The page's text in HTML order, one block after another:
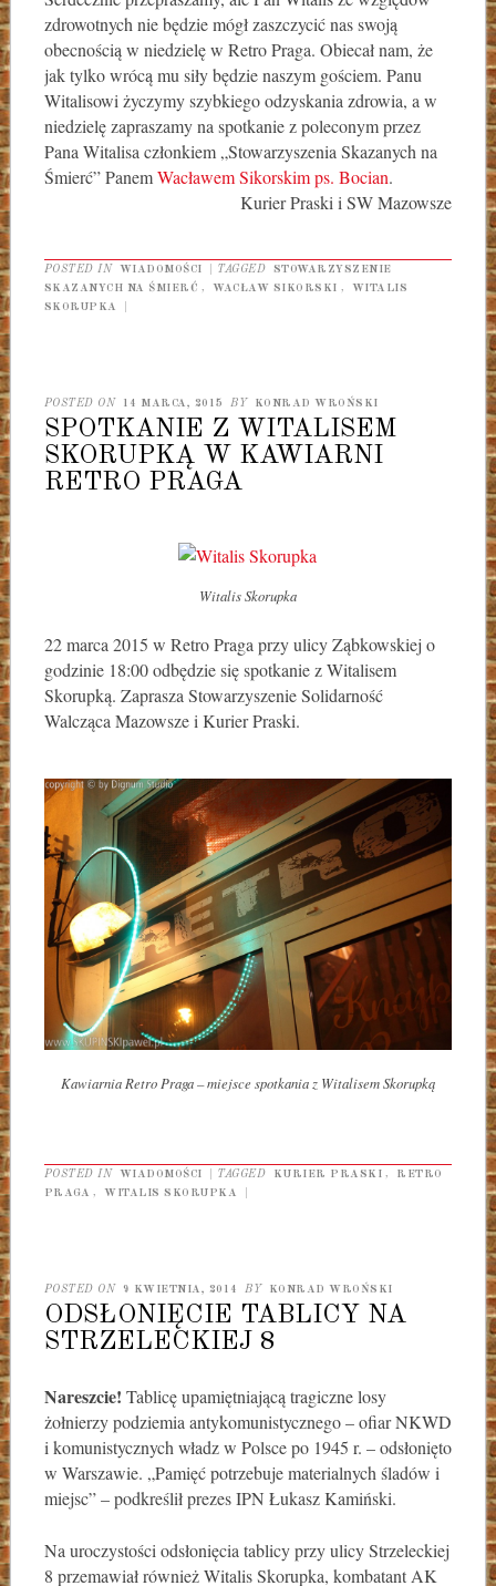
zdrowotnych nie będzie mógł zaszczycić nas swoją
obecnością w niedzielę w Retro Praga. Obiecał nam, że
jak tylko wrócą mu siły będzie naszym gościem. Panu
Witalisowi życzymy szybkiego odzyskania zdrowia, a w
niedzielę zapraszamy na spotkanie z poleconym przez
Pana Witalisa członkiem „Stowarzyszenia Skazanych na
Śmierć” PanemWacławem Sikorskim ps. Bocian.
Kurier Praski i SW Mazowsze
POSTED IN WIADOMOŚCI TAGGED
STOWARZYSZENIE
SKAZANYCH NA ŚMIERĆ , WACŁAW SIKORSKI ,
WITALIS
SKORUPKA
POSTED ON 14 MARCA, 2015 BY KONRAD WROŃSKI
SPOTKANIE Z WITALISEM
SKORUPKĄ W KAWIARNI
RETRO PRAGA
Witalis Skorupka
22 marca 2015 w Retro Praga przy ulicy Ząbkowskiej o
godzinie 18:00 odbędzie się spotkanie z Witalisem
Skorupką. Zaprasza Stowarzyszenie Solidarność
Walcząca Mazowsze i Kurier Praski.
Kawiarnia Retro Praga – miejsce spotkania z Witalisem Skorupką
POSTED IN WIADOMOŚCI TAGGED KURIER PRASKI ,
RETRO
PRAGA , WITALIS SKORUPKA
POSTED ON 9 KWIETNIA, 2014 BY KONRAD WROŃSKI
ODSŁONIĘCIE TABLICY NA
STRZELECKIEJ 8
Nareszcie! Tablicę upamiętniającą tragiczne losy
żołnierzy podziemia antykomunistycznego – ofiar NKWD
i komunistycznych władz w Polsce po 1945 r. – odsłonięto
w Warszawie. „Pamięć potrzebuje materialnych śladów i
miejsc” – podkreślił prezes IPN Łukasz Kamiński.
Na uroczystości odsłonięcia tablicy przy ulicy Strzeleckiej
8 przemawiał również Witalis Skorupka, kombatant AK